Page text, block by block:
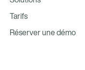
Tarifs
Réserver une démo